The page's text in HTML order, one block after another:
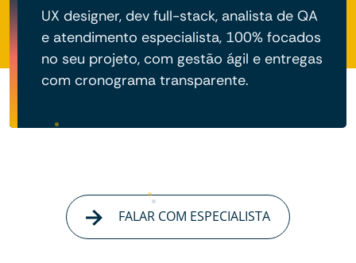
UX designer, dev full-stack, analista de QA
e atendimento especialista, 100% focados
no seu projeto, com gestão ágil e entregas
com cronograma transparente.
FALAR COM ESPECIALISTA